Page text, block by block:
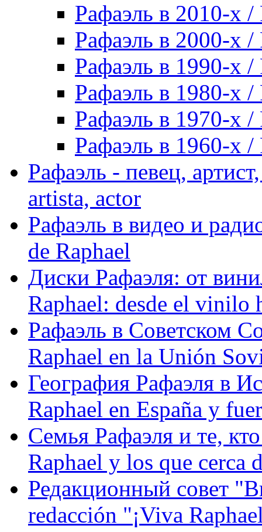
Рафаэль в 2010-х /
Рафаэль в 2000-х /
Рафаэль в 1990-х /
Рафаэль в 1980-х /
Рафаэль в 1970-х /
Рафаэль в 1960-х /
Рафаэль - певец,
artista, actor
Рафаэль в видео и
de Raphael
Диски Рафаэля: от
Raphael: desde el vinilo
Рафаэль в Советском
Raphael en la Unión
География Рафаэля в
Raphael en España y
Семья Рафаэля и те,
Raphael y los que cerca
Редакционный совет
redacción "¡Viva